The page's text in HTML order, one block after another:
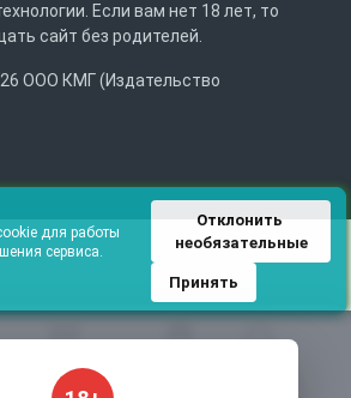
Каталог
Если вам нет 18 лет, то
сайт без родителей.
ООО КМГ (Издательство
для работы
сервиса.
Отклонить
необязательные
Принять